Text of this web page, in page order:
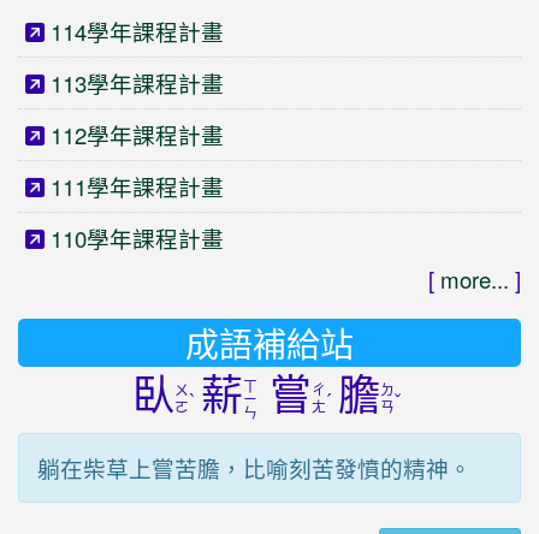
114學年課程計畫
113學年課程計畫
112學年課程計畫
111學年課程計畫
110學年課程計畫
[ more... ]
成語補給站
臥ㄨ
ㄛˋ 薪ㄧ
ㄣ 嘗 ㄔ
ㄤˊ 膽ㄉ
ㄢˇ
躺在柴草上嘗苦膽，比喻刻苦發憤的精神。